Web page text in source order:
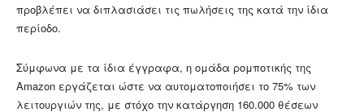
προβλέπει να διπλασιάσει τις πωλήσεις της κατά την ίδια
περίοδο.
Σύμφωνα με τα ίδια έγγραφα, η ομάδα ρομποτικής της
Amazon εργάζεται ώστε να αυτοματοποιήσει το 75% των
λειτουργιών της, με στόχο την κατάργηση 160.000 θέσεων